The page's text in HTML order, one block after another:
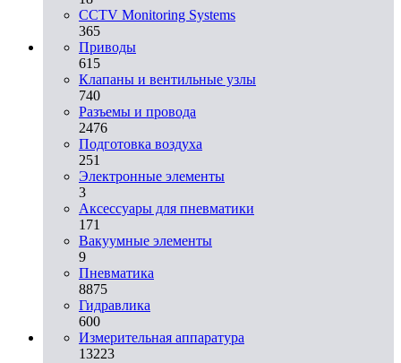
CCTV Monitoring Systems
365
Приводы
615
Клапаны и вентильные узлы
740
Разъемы и провода
2476
Подготовка воздуха
251
Электронные элементы
3
Аксессуары для пневматики
171
Вакуумные элементы
9
Пневматика
8875
Гидравлика
600
Измерительная аппаратура
13223